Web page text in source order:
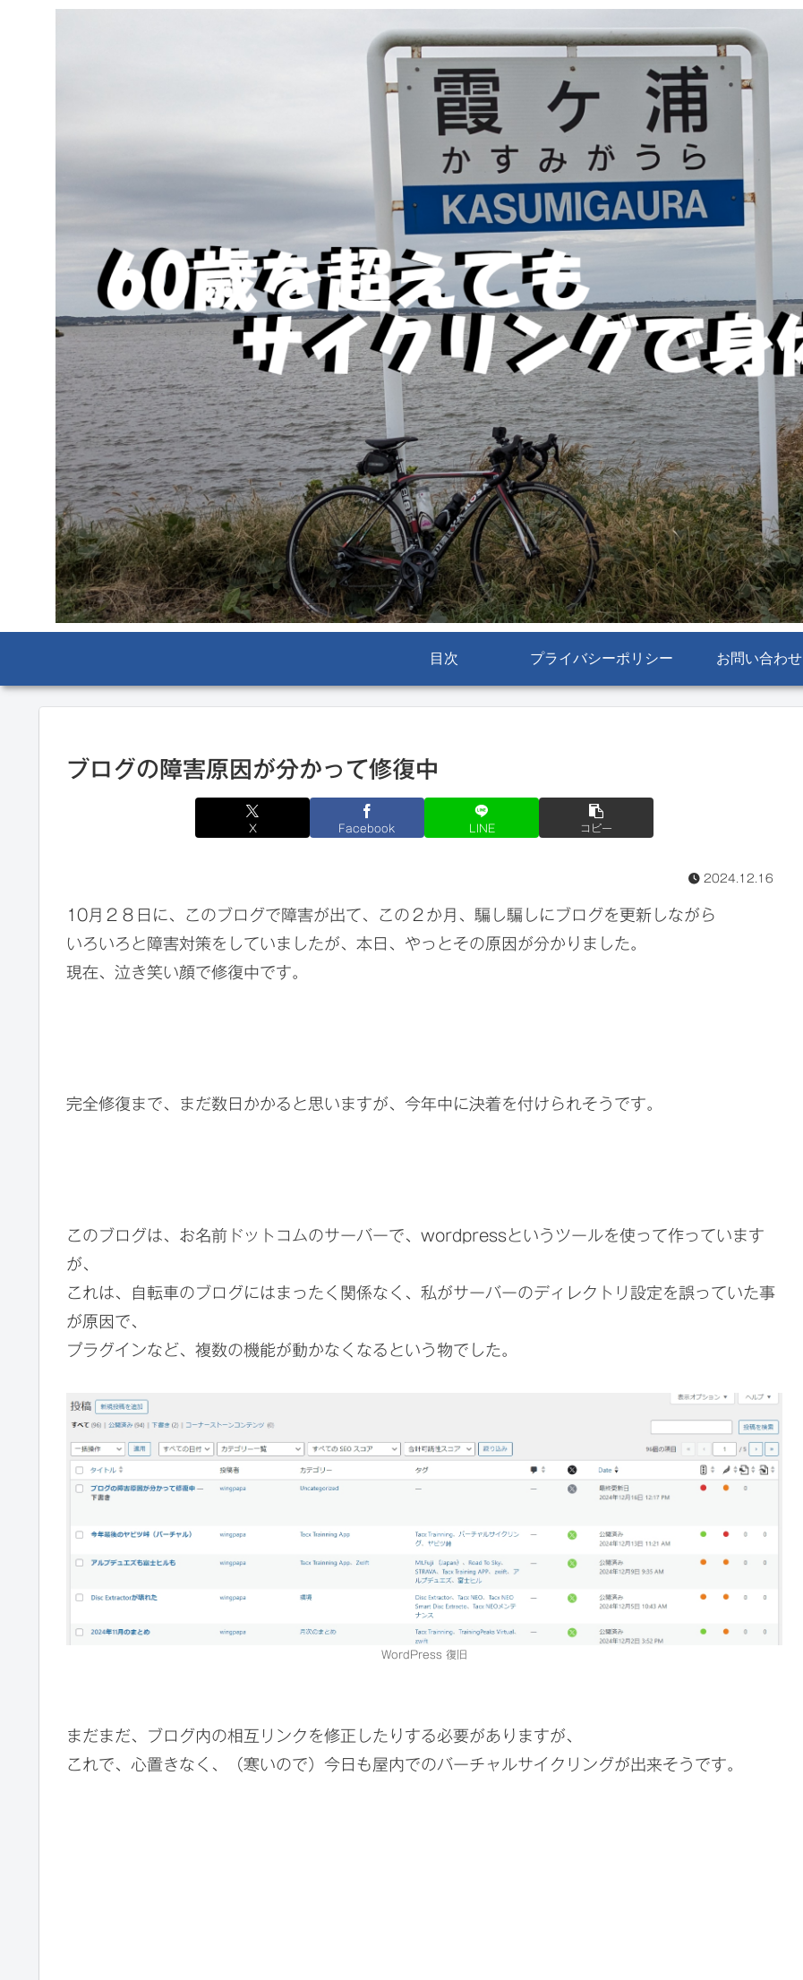
目次 プライバシーポリシー お問い合わせ
ブログの障害原因が分かって修復中
X Facebook LINE コピー
2024.12.16
10月２８日に、このブログで障害が出て、この２か月、騙し騙しにブログを更新しながら
いろいろと障害対策をしていましたが、本日、やっとその原因が分かりました。
現在、泣き笑い顔で修復中です。
完全修復まで、まだ数日かかると思いますが、今年中に決着を付けられそうです。
このブログは、お名前ドットコムのサーバーで、wordpressというツールを使って作っています
が、
これは、自転車のブログにはまったく関係なく、私がサーバーのディレクトリ設定を誤っていた事
が原因で、
プラグインなど、複数の機能が動かなくなるという物でした。
WordPress 復旧
まだまだ、ブログ内の相互リンクを修正したりする必要がありますが、
これで、心置きなく、（寒いので）今日も屋内でのバーチャルサイクリングが出来そうです。